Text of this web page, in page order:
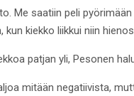
Me saatiin peli
kiekko liikkui niin
patjan yli, Pesonen
mitään negatiivista,